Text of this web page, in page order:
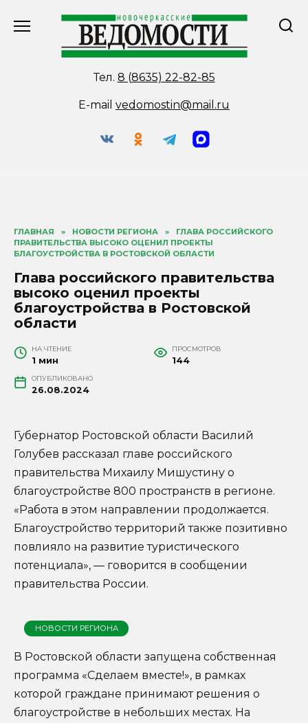
Тел. 8 (8635) 22-82-85
E-mail vedomostin@mail.ru
ГЛАВНАЯ » НОВОСТИ РЕГИОНА »
ГЛАВА РОССИЙСКОГО
ПРАВИТЕЛЬСТВА ВЫСОКО ОЦЕНИЛ ПРОЕКТЫ
БЛАГОУСТРОЙСТВА В РОСТОВСКОЙ ОБЛАСТИ
Глава российского правительства
высоко оценил проекты
благоустройства в Ростовской
области
НА ЧТЕНИЕ
1 мин
ПРОСМОТРОВ
144
ОПУБЛИКОВАНО
26.08.2024
Губернатор Ростовской области Василий
Голубев рассказал главе российского
правительства Михаилу Мишустину о
благоустройстве 800 пространств в регионе.
«Работа в этом направлении продолжается.
Благоустройство территорий также позитивно
повлияло на развитие туристического
потенциала», — говорится в сообщении
правительства России.
НОВОСТИ РЕГИОНА
В Ростовской области запущена собственная
программа «Сделаем вместе!», в рамках
которой граждане принимают решения о
благоустройстве в небольших местах. На